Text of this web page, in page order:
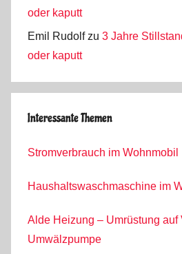
oder kaputt
Emil Rudolfzu 3 Jahre
oder kaputt
Interessante Themen
Stromverbrauch im Wohnmobil
Haushaltswaschmaschine im
Alde Heizung – Umrüstung auf
Umwälzpumpe